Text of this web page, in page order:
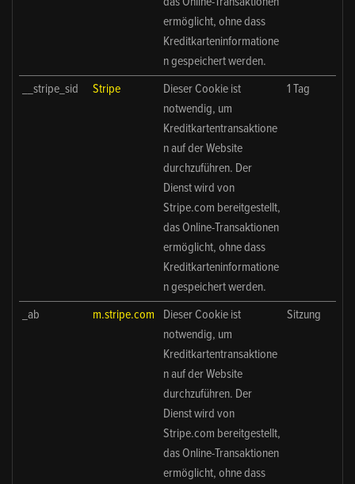
ermöglicht, ohne dass
Kreditkarteninformatione
n gespeichert werden.
__stripe_sid Stripe
Dieser Cookie ist
notwendig, um
Kreditkartentransaktione
n auf der Website
durchzuführen. Der
Dienst wird von
Stripe.com bereitgestellt,
das Online-Transaktionen
ermöglicht, ohne dass
Kreditkarteninformatione
n gespeichert werden.
1 Tag
_ab m.stripe.com
Dieser Cookie ist
notwendig, um
Kreditkartentransaktione
n auf der Website
durchzuführen. Der
Dienst wird von
Stripe.com bereitgestellt,
das Online-Transaktionen
ermöglicht, ohne dass
Sitzung